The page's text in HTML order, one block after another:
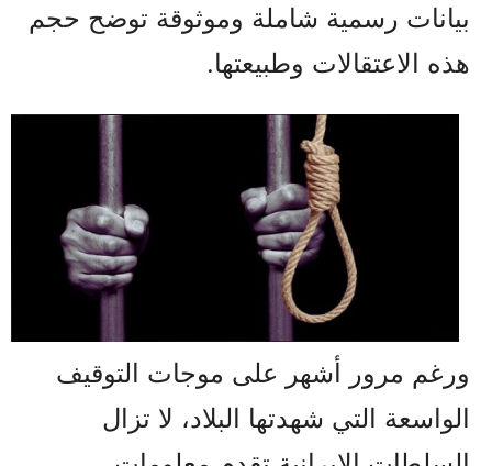
بيانات رسمية شاملة وموثوقة توضح حجم
هذه الاعتقالات وطبيعتها.
ورغم مرور أشهر على موجات التوقيف
الواسعة التي شهدتها البلاد، لا تزال